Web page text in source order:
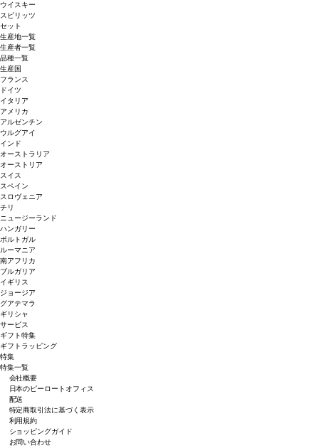
ウイスキー
スピリッツ
セット
生産地一覧
生産者一覧
品種一覧
生産国
フランス
ドイツ
イタリア
アメリカ
アルゼンチン
ウルグアイ
インド
オーストラリア
オーストリア
スイス
スペイン
スロヴェニア
チリ
ニュージーランド
ハンガリー
ポルトガル
ルーマニア
南アフリカ
ブルガリア
イギリス
ジョージア
グアテマラ
ギリシャ
サービス
ギフト特集
ギフトラッピング
特集
特集一覧
会社概要
日本のピーロートオフィス
配送
特定商取引法に基づく表示
利用規約
ショッピングガイド
お問い合わせ